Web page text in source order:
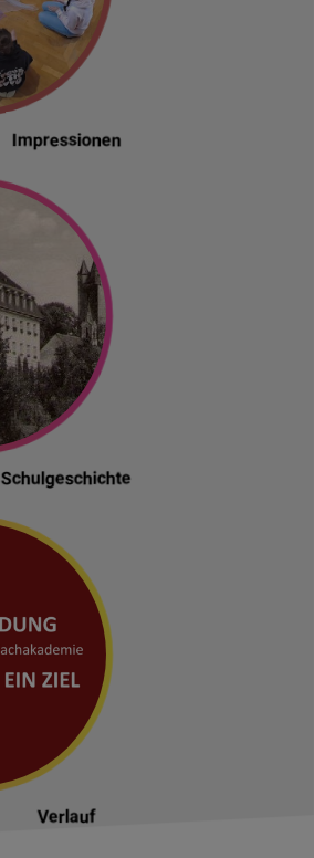
Impressionen
Schulgeschichte
Verlauf